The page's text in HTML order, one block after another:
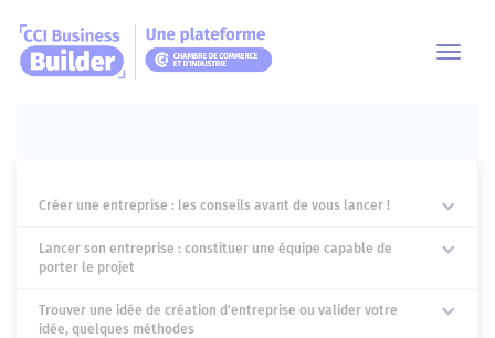
Créer une entreprise : les conseils avant de vous lancer !
Lancer son entreprise : constituer une équipe capable de
porter le projet
Trouver une idée de création d'entreprise ou valider votre
idée, quelques méthodes